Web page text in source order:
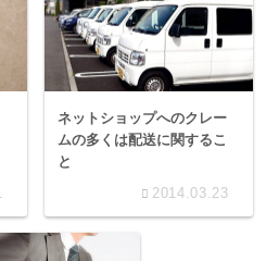
ネットショップへのクレー
ムの多くは配送に関するこ
と
2014.03.23